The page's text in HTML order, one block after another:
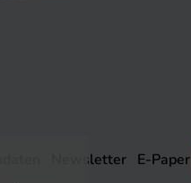
Newsletter E-Paper